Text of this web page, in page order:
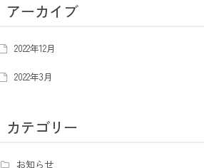
アーカイブ
2022年12月
2022年3月
カテゴリー
お知らせ